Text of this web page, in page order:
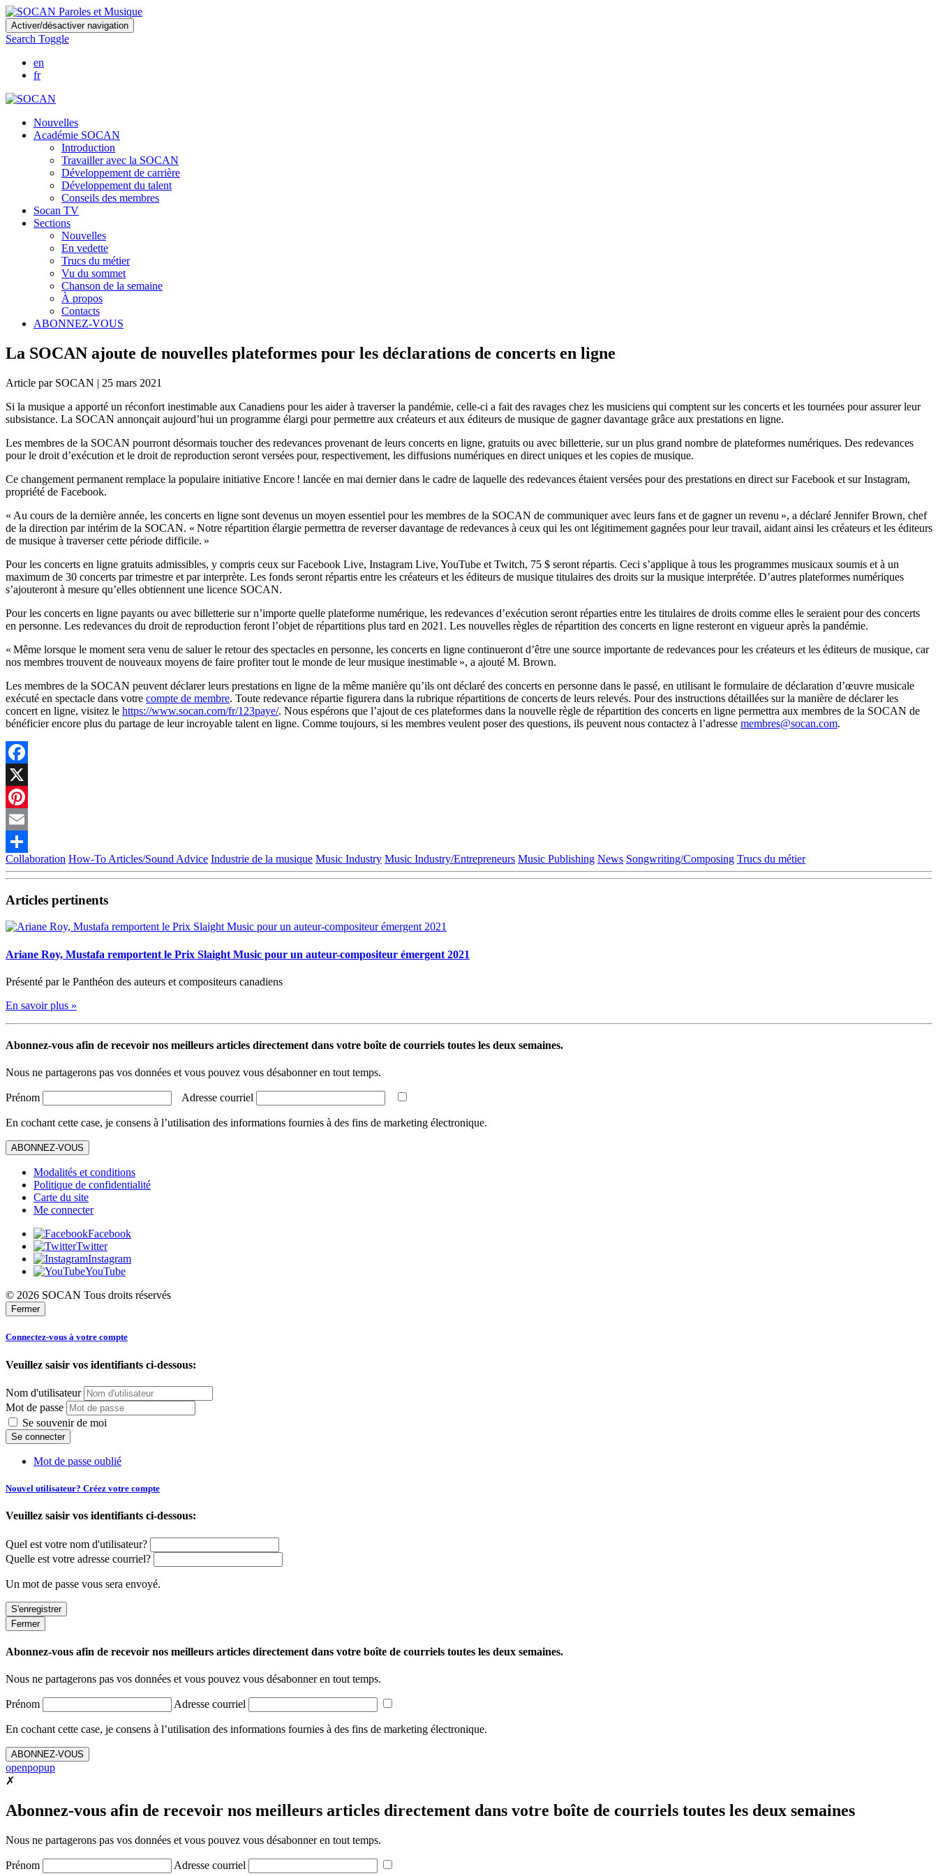
Skip
to
main
content
Activer/désactiver navigation
Search Toggle
en
fr
Nouvelles
Académie SOCAN
Introduction
Travailler avec la SOCAN
Développement de carrière
Développement du talent
Conseils des membres
Socan TV
Sections
Nouvelles
En vedette
Trucs du métier
Vu du sommet
Chanson de la semaine
À propos
Contacts
ABONNEZ-VOUS
La SOCAN ajoute de nouvelles plateformes pour les déclarations de concerts en ligne
Article par SOCAN | 25 mars 2021
Si la musique a apporté un réconfort inestimable aux Canadiens pour les aider à traverser la pandémie, celle-ci a fait des ravages chez les musiciens qui comptent sur les concerts et les tournées pour assurer leur
subsistance. La SOCAN annonçait aujourd’hui un programme élargi pour permettre aux créateurs et aux éditeurs de musique de gagner davantage grâce aux prestations en ligne.
Les membres de la SOCAN pourront désormais toucher des redevances provenant de leurs concerts en ligne, gratuits ou avec billetterie, sur un plus grand nombre de plateformes numériques. Des redevances
pour le droit d’exécution et le droit de reproduction seront versées pour, respectivement, les diffusions numériques en direct uniques et les copies de musique.
Ce changement permanent remplace la populaire initiative Encore ! lancée en mai dernier dans le cadre de laquelle des redevances étaient versées pour des prestations en direct sur Facebook et sur Instagram,
propriété de Facebook.
« Au cours de la dernière année, les concerts en ligne sont devenus un moyen essentiel pour les membres de la SOCAN de communiquer avec leurs fans et de gagner un revenu », a déclaré Jennifer Brown, chef
de la direction par intérim de la SOCAN. « Notre répartition élargie permettra de reverser davantage de redevances à ceux qui les ont légitimement gagnées pour leur travail, aidant ainsi les créateurs et les éditeurs
de musique à traverser cette période difficile. »
Pour les concerts en ligne gratuits admissibles, y compris ceux sur Facebook Live, Instagram Live, YouTube et Twitch, 75 $ seront répartis. Ceci s’applique à tous les programmes musicaux soumis et à un
maximum de 30 concerts par trimestre et par interprète. Les fonds seront répartis entre les créateurs et les éditeurs de musique titulaires des droits sur la musique interprétée. D’autres plateformes numériques
s’ajouteront à mesure qu’elles obtiennent une licence SOCAN.
Pour les concerts en ligne payants ou avec billetterie sur n’importe quelle plateforme numérique, les redevances d’exécution seront réparties entre les titulaires de droits comme elles le seraient pour des concerts
en personne. Les redevances du droit de reproduction feront l’objet de répartitions plus tard en 2021. Les nouvelles règles de répartition des concerts en ligne resteront en vigueur après la pandémie.
« Même lorsque le moment sera venu de saluer le retour des spectacles en personne, les concerts en ligne continueront d’être une source importante de redevances pour les créateurs et les éditeurs de musique, car
nos membres trouvent de nouveaux moyens de faire profiter tout le monde de leur musique inestimable », a ajouté M. Brown.
Les membres de la SOCAN peuvent déclarer leurs prestations en ligne de la même manière qu’ils ont déclaré des concerts en personne dans le passé, en utilisant le formulaire de déclaration d’œuvre musicale
exécuté en spectacle dans votre compte de membre. Toute redevance répartie figurera dans la rubrique répartitions de concerts de leurs relevés. Pour des instructions détaillées sur la manière de déclarer les
concert en ligne, visitez le https://www.socan.com/fr/123paye/. Nous espérons que l’ajout de ces plateformes dans la nouvelle règle de répartition des concerts en ligne permettra aux membres de la SOCAN de
bénéficier encore plus du partage de leur incroyable talent en ligne. Comme toujours, si les membres veulent poser des questions, ils peuvent nous contactez à l’adresse membres@socan.com.
Facebook
X
Pinterest
Email
Partager
Collaboration How-To Articles/Sound Advice Industrie de la musique Music Industry Music Industry/Entrepreneurs Music Publishing News Songwriting/Composing Trucs du métier
Articles pertinents
Ariane Roy, Mustafa remportent le Prix Slaight Music pour un auteur-compositeur émergent 2021
Présenté par le Panthéon des auteurs et compositeurs canadiens
En savoir plus »
Abonnez-vous afin de recevoir nos meilleurs articles directement dans votre boîte de courriels toutes les deux semaines.
Nous ne partagerons pas vos données et vous pouvez vous désabonner en tout temps.
Prénom Adresse courriel
En cochant cette case, je consens à l’utilisation des informations fournies à des fins de marketing électronique.
ABONNEZ-VOUS
Modalités et conditions
Politique de confidentialité
Carte du site
Me connecter
Facebook
Twitter
Instagram
YouTube
© 2026 SOCAN Tous droits réservés
Fermer
Connectez-vous à votre compte
Veuillez saisir vos identifiants ci-dessous:
Nom d'utilisateur
Mot de passe
Se souvenir de moi
Mot de passe oublié
Nouvel utilisateur? Créez votre compte
Veuillez saisir vos identifiants ci-dessous:
Quel est votre nom d'utilisateur?
Quelle est votre adresse courriel?
Un mot de passe vous sera envoyé.
Fermer
Abonnez-vous afin de recevoir nos meilleurs articles directement dans votre boîte de courriels toutes les deux semaines.
Nous ne partagerons pas vos données et vous pouvez vous désabonner en tout temps.
Prénom Adresse courriel
En cochant cette case, je consens à l’utilisation des informations fournies à des fins de marketing électronique.
ABONNEZ-VOUS
openpopup
✗
Abonnez-vous afin de recevoir nos meilleurs articles directement dans votre boîte de courriels toutes les deux semaines
Nous ne partagerons pas vos données et vous pouvez vous désabonner en tout temps.
Prénom Adresse courriel